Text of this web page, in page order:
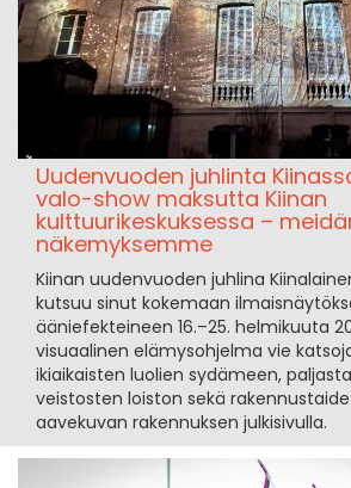
Uudenvuoden juhlinta
valo-show maksutta Kiinan
kulttuurikeskuksessa –
näkemyksemme
Kiinan uudenvuoden juhlina
kutsuu sinut kokemaan
ääniefekteineen 16.–25. helmikuuta
visuaalinen elämysohjelma vie
ikiaikaisten luolien sydämeen,
veistosten loiston sekä
aavekuvan rakennuksen julkisivulla.